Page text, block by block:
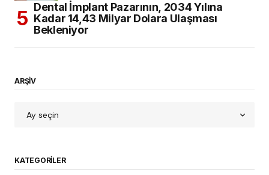
Dental İmplant Pazarının, 2034 Yılına
Kadar 14,43 Milyar Dolara Ulaşması
Bekleniyor
ARŞİV
KATEGORILER